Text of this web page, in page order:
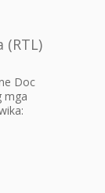
(RTL)
Doc
mga